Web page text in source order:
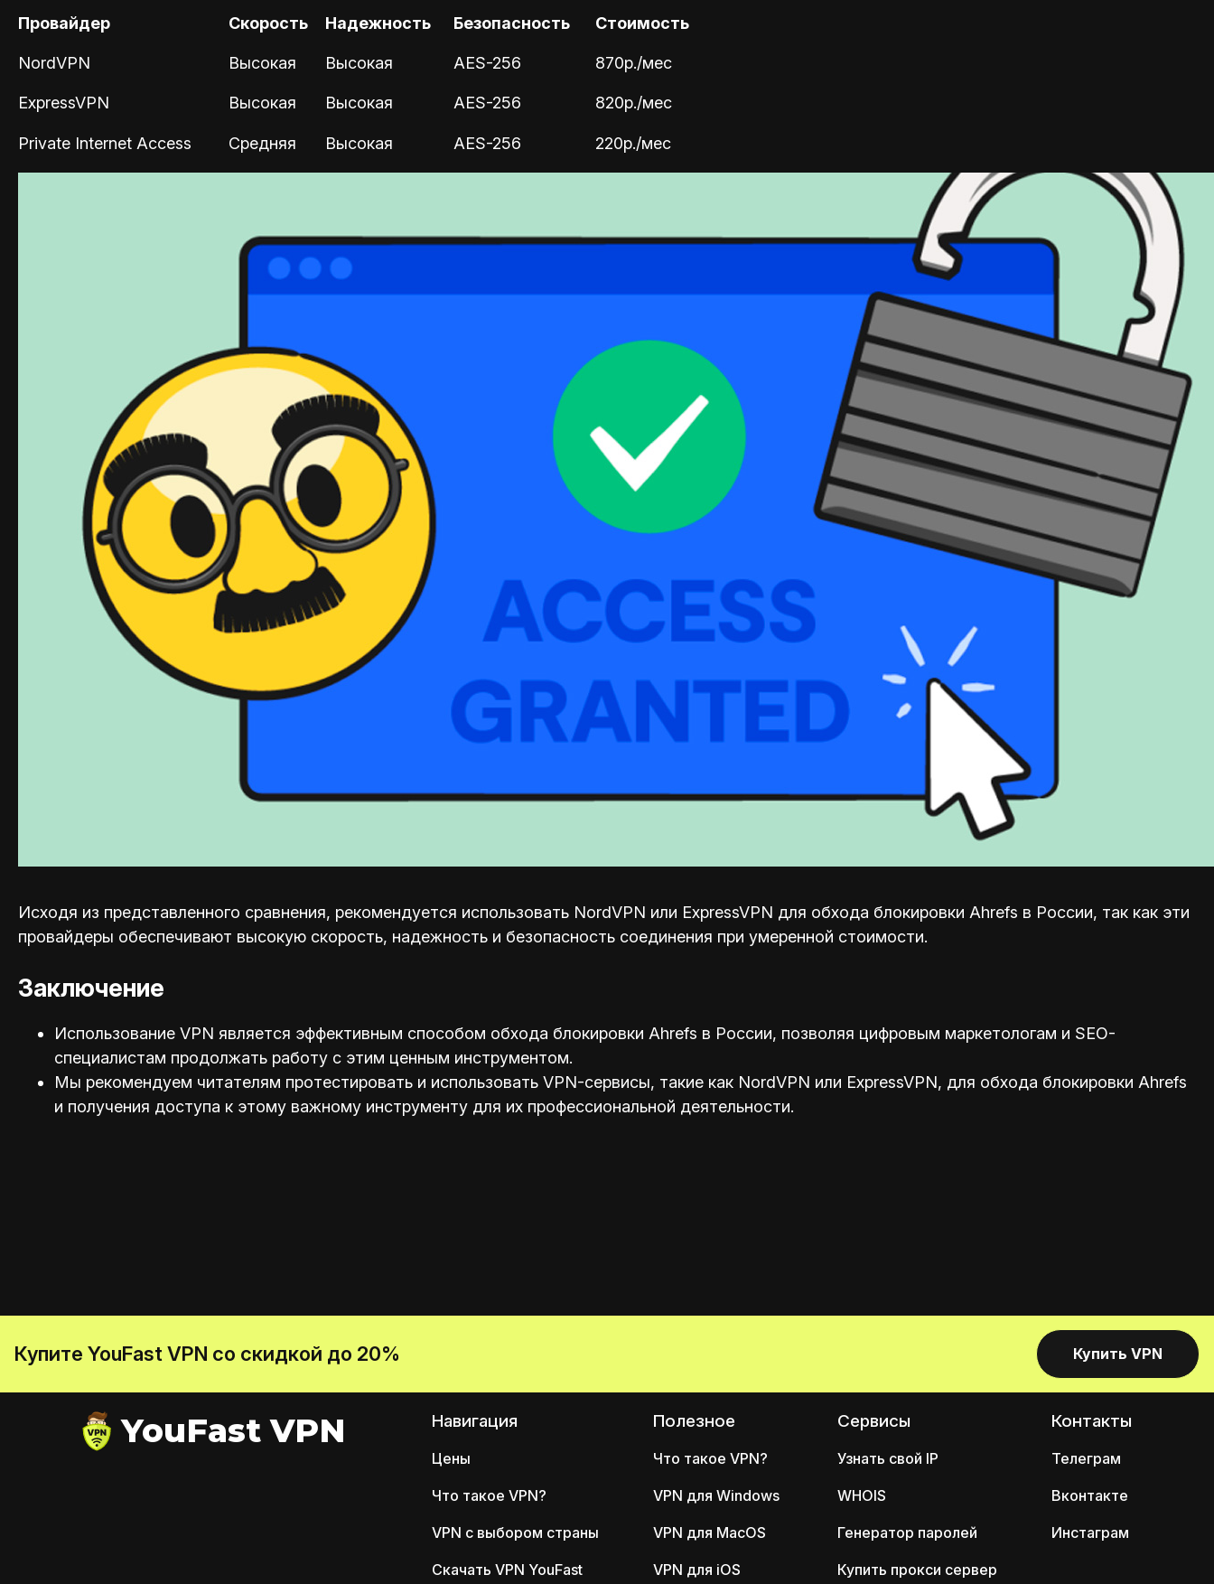
Провайдер Скорость Надежность Безопасность Стоимость
NordVPN Высокая Высокая AES-256 870р./мес
ExpressVPN Высокая Высокая AES-256 820р./мес
Private Internet Access Средняя Высокая AES-256 220р./мес
Исходя из представленного сравнения, рекомендуется использовать NordVPN или ExpressVPN для обхода блокировки Ahrefs в России, так как эти
провайдеры обеспечивают высокую скорость, надежность и безопасность соединения при умеренной стоимости.
Заключение
Использование VPN является эффективным способом обхода блокировки Ahrefs в России, позволяя цифровым маркетологам и SEO-
специалистам продолжать работу с этим ценным инструментом.
Мы рекомендуем читателям протестировать и использовать VPN-сервисы, такие как NordVPN или ExpressVPN, для обхода блокировки Ahrefs
и получения доступа к этому важному инструменту для их профессиональной деятельности.
Купите YouFast VPN со скидкой до 20% Купить VPN
YouFast VPN Навигация
Цены
Что такое VPN?
VPN с выбором страны
Скачать VPN YouFast
Полезное
Что такое VPN?
VPN для Windows
VPN для MacOS
VPN для iOS
Сервисы
Узнать свой IP
WHOIS
Генератор паролей
Купить прокси сервер
Контакты
Телеграм
Вконтакте
Инстаграм